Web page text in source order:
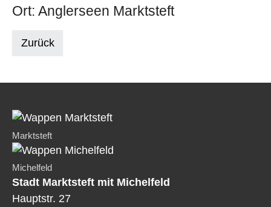
Ort: Anglerseen Marktsteft
Zurück
Marktsteft
Michelfeld
Stadt Marktsteft mit Michelfeld
Hauptstr. 27